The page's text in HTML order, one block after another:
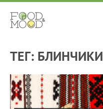
ТЕГ: БЛИНЧИКИ